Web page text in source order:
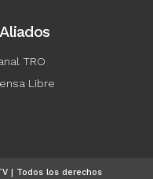
Aliados
TRO
Libre
| Todos los derechos